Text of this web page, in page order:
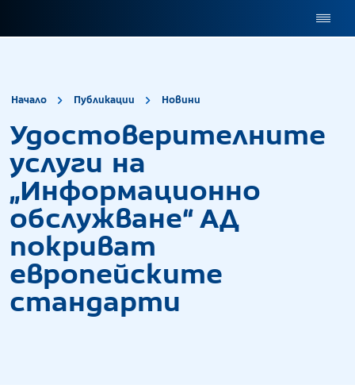
Начало Публикации Новини
Удостоверителните
услуги на
„Информационно
обслужване“ АД
покриват
европейските
стандарти